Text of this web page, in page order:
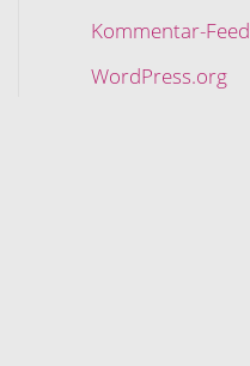
Kommentar-Feed
WordPress.org